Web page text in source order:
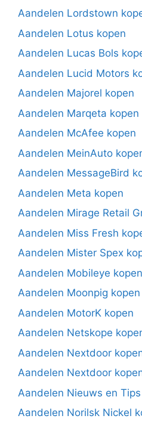
Aandelen Lordstown
Aandelen Lotus kopen
Aandelen Lucas Bols
Aandelen Lucid Motors
Aandelen Majorel kopen
Aandelen Marqeta kopen
Aandelen McAfee kopen
Aandelen MeinAuto
Aandelen MessageBird
Aandelen Meta kopen
Aandelen Mirage Retail
Aandelen Miss Fresh
Aandelen Mister Spex
Aandelen Mobileye kopen
Aandelen Moonpig kopen
Aandelen MotorK kopen
Aandelen Netskope
Aandelen Nextdoor
Aandelen Nextdoor
Aandelen Nieuws en Tips
Aandelen Norilsk Nickel